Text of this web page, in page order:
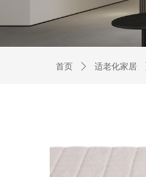
首页 ꄲ 适老化家居